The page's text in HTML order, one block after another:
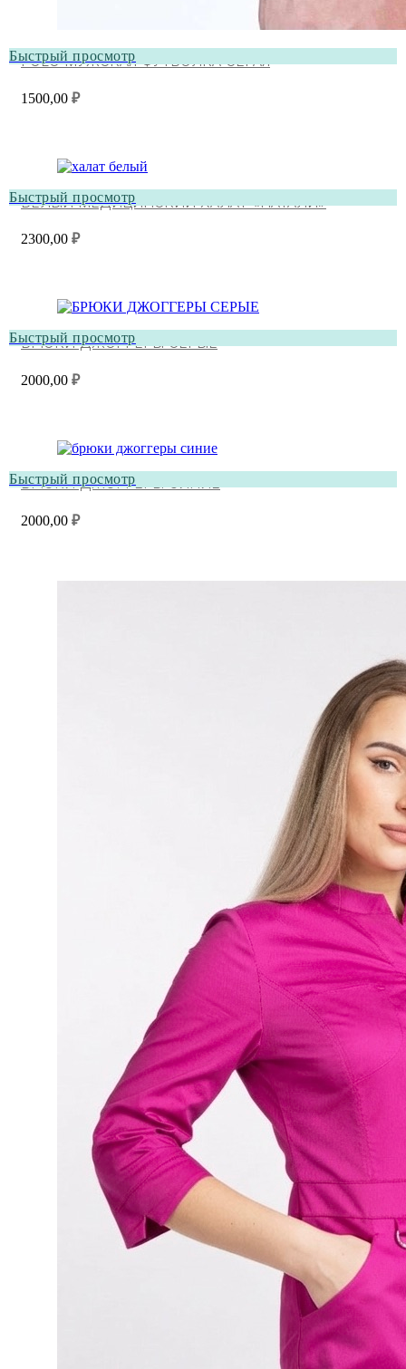
Быстрый просмотр
POLO МУЖСКАЯ ФУТБОЛКА СЕРАЯ
1500,00 ₽
Быстрый просмотр
БЕЛЫЙ МЕДИЦИНСКИЙ ХАЛАТ «НАТАЛИ»
2300,00 ₽
Быстрый просмотр
БРЮКИ ДЖОГГЕРЫ СЕРЫЕ
2000,00 ₽
Быстрый просмотр
БРЮКИ ДЖОГГЕРЫ СИНИЕ
2000,00 ₽